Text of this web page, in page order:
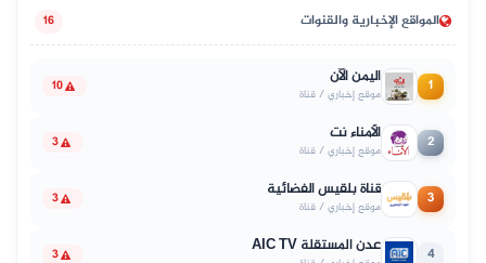
المواقع الإخبارية والقنوات 16
1 اليمن الآن
موقع إخباري / قناة 10
2 الأمناء نت
موقع إخباري / قناة 3
3 قناة بلقيس الفضائية
موقع إخباري / قناة 3
4 عدن المستقلة AIC TV 3